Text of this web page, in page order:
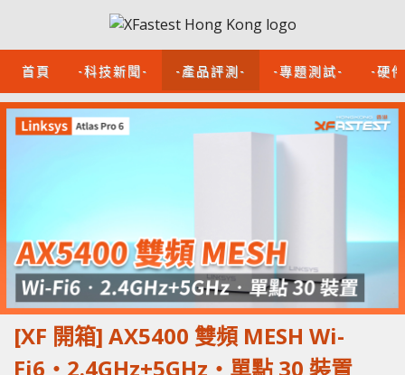
首頁 -科技新聞- -產品評測- -專題測試- -硬
[XF 開箱] AX5400 雙頻 MESH Wi-
Fi6‧2.4GHz+5GHz‧單點 30 裝置